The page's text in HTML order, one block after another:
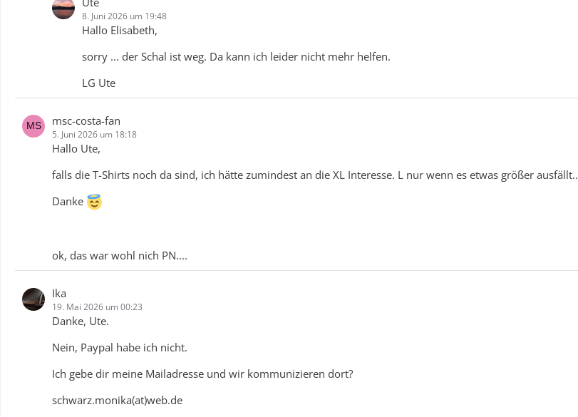
8. Juni 2026 um 19:48
Hallo Elisabeth,
sorry ... der Schal ist weg. Da kann ich leider nicht mehr helfen.
LG Ute
msc-costa-fan
5. Juni 2026 um 18:18
Hallo Ute,
falls die T-Shirts noch da sind, ich hätte zumindest an die XL Interesse. L nur wenn es etwas größer ausfällt..
Danke
ok, das war wohl nich PN....
Ika
19. Mai 2026 um 00:23
Danke, Ute.
Nein, Paypal habe ich nicht.
Ich gebe dir meine Mailadresse und wir kommunizieren dort?
schwarz.monika(at)web.de